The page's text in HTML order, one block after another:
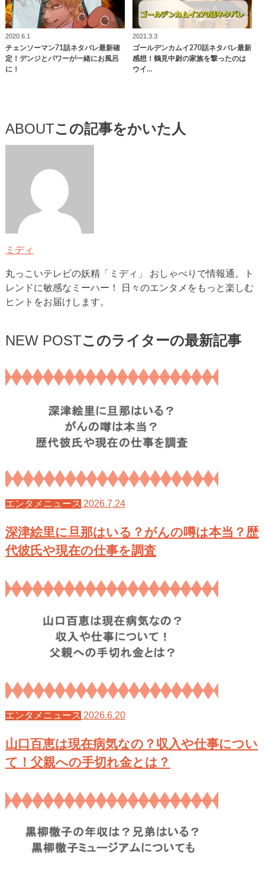
2020.6.1
チェンソーマン71話ネタバレ最新確
定！デンジとパワーが一緒にお風呂
に！
2021.3.3
ゴールデンカムイ270話ネタバレ最新
感想！鶴見中尉の家族を撃ったのは
ウイ…
ABOUTこの記事をかいた人
ミディ
丸っこいテレビの妖精「ミディ」 おしゃべりで情報通。ト
レンドに敏感なミーハー！ 日々のエンタメをもっと楽しむ
ヒントをお届けします。
NEW POSTこのライターの最新記事
エンタメニュース 2026.7.24
深津絵里に旦那はいる？がんの噂は本当？歴
代彼氏や現在の仕事を調査
エンタメニュース 2026.6.20
山口百恵は現在病気なの？収入や仕事につい
て！父親への手切れ金とは？